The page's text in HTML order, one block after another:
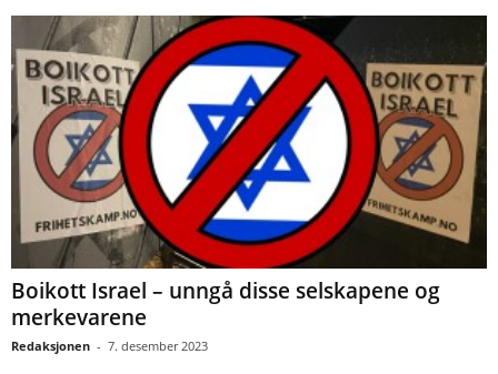
Boikott Israel – unngå disse selskapene og
merkevarene
Redaksjonen - 7. desember 2023